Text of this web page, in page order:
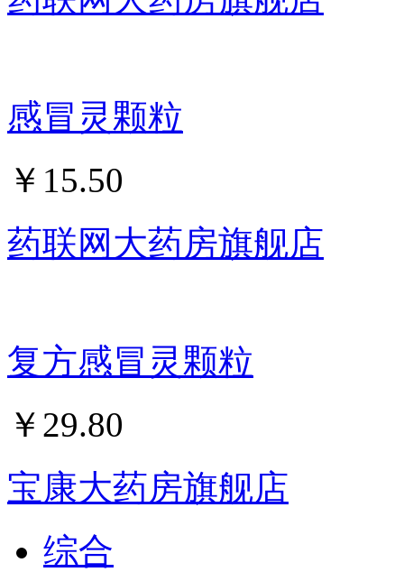
感冒灵颗粒
￥ 15.50
药联网大药房旗舰店
复方感冒灵颗粒
￥ 29.80
宝康大药房旗舰店
综合